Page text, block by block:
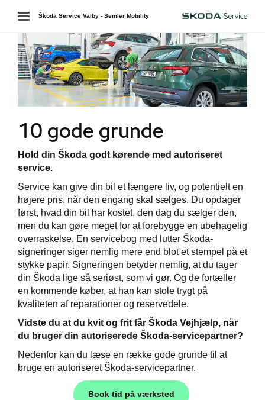
Toggle
navigation
Škoda
Škoda Service Valby - Semler Mobility
10 gode grunde
Hold din Škoda godt kørende med autoriseret
service.
Service kan give din bil et længere liv, og potentielt en
højere pris, når den engang skal sælges. Du opdager
først, hvad din bil har kostet, den dag du sælger den,
men du kan gøre meget for at forebygge en ubehagelig
overraskelse. En servicebog med lutter Škoda-
signeringer siger nemlig mere end blot et stempel på et
stykke papir. Signeringen betyder nemlig, at du tager
din Škoda lige så seriøst, som vi gør. Og de fortæller
en kommende køber, at han kan stole trygt på
kvaliteten af reparationer og reservedele.
Vidste du at du kvit og frit får Škoda Vejhjælp, når
du bruger din autoriserede Škoda-servicepartner?
Nedenfor kan du læse en række gode grunde til at
bruge en autoriseret Škoda-servicepartner.
Book tid på værksted